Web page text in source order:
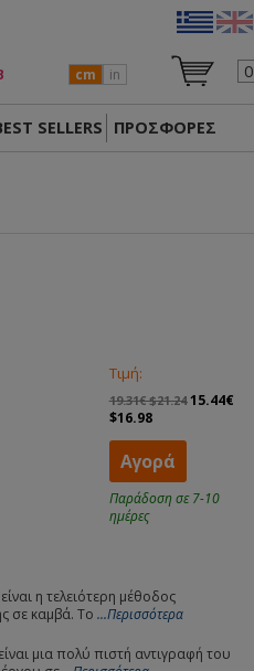
cm in 0
SELLERS ΠΡΟΣΦΟΡΕΣ
Τιμή:
19.31€ $21.24 15.44€
$16.98
Αγορά
Παράδοση σε 7-10
ημέρες
η τελειότερη μέθοδος
σε καμβά. Το ...Περισσότερα
μια πολύ πιστή αντιγραφή του